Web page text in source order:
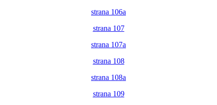
strana 106a
strana 107
strana 107a
strana 108
strana 108a
strana 109